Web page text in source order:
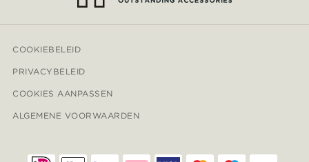
COOKIEBELEID
PRIVACYBELEID
COOKIES AANPASSEN
ALGEMENE VOORWAARDEN